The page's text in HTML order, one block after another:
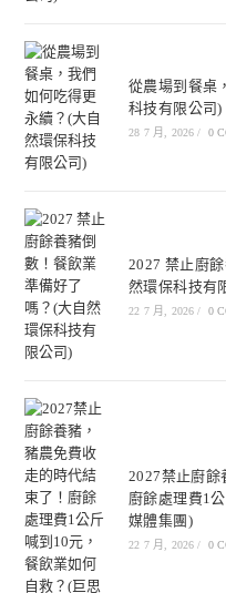
從農場到餐桌
科技有限公司)
28 7 月, 2026 / 0
2027 禁止廚
然環保科技有
22 7 月, 2026 / 0
2027禁止廚餘
廚餘處理費1
媒體集團)
22 7 月, 2026 / 0